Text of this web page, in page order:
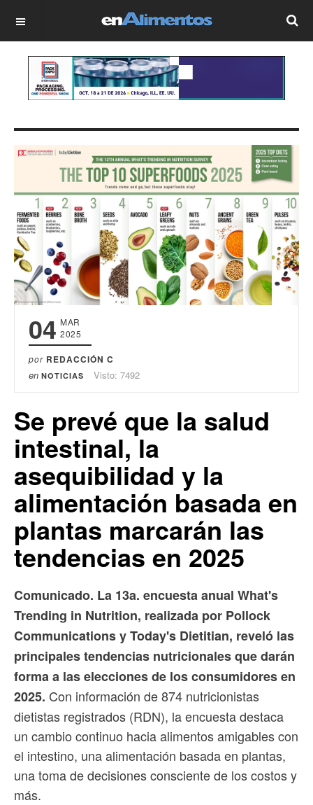
OFF CANVAS
04 MAR
2025
por REDACCIÓN C
en NOTICIAS Visto: 7492
Se prevé que la salud
intestinal, la
asequibilidad y la
alimentación basada en
plantas marcarán las
tendencias en 2025
Comunicado. La 13a. encuesta anual What's
Trending in Nutrition, realizada por Pollock
Communications y Today's Dietitian, reveló las
principales tendencias nutricionales que darán
forma a las elecciones de los consumidores en
2025. Con información de 874 nutricionistas
dietistas registrados (RDN), la encuesta destaca
un cambio continuo hacia alimentos amigables con
el intestino, una alimentación basada en plantas,
una toma de decisiones consciente de los costos y
más.